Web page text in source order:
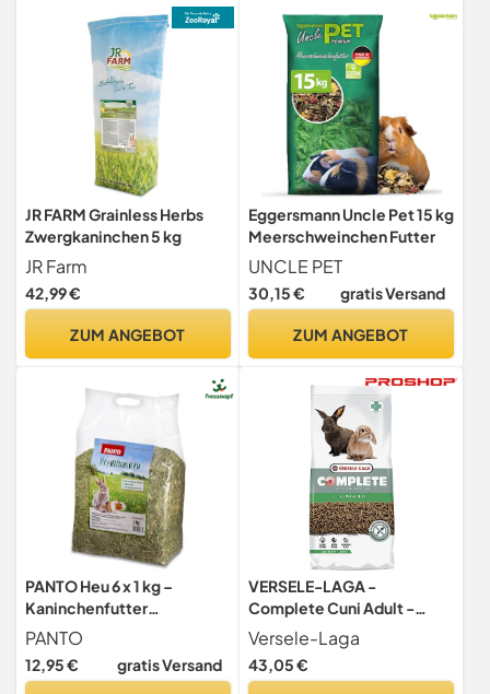
JR FARM Grainless Herbs
Zwergkaninchen 5 kg
JR Farm
42,99 €
ZUM ANGEBOT
Eggersmann Uncle Pet 15 kg
Meerschweinchen Futter
UNCLE PET
30,15 € gratis Versand
ZUM ANGEBOT
PANTO Heu 6 x 1 kg –
Kaninchenfutter
Grundfutter, rohfaserreich
PANTO
12,95 € gratis Versand
VERSELE-LAGA -
Complete Cuni Adult -
Ballaststoffreiches
extrudiertes
Komplettfutter für
Versele-Laga
43,05 €